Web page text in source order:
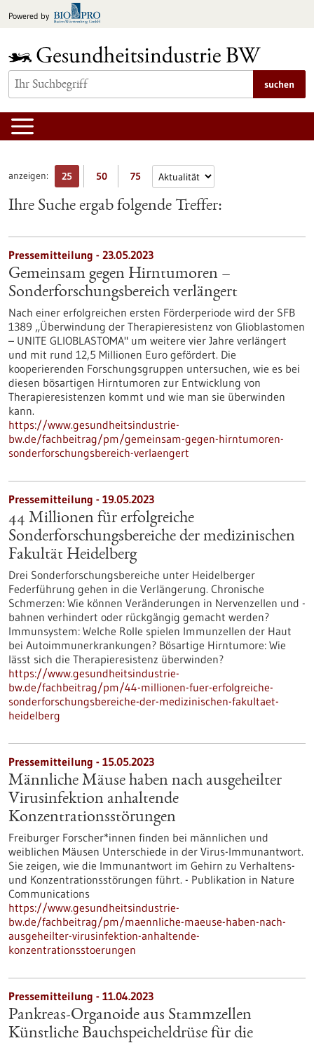
Inhalt
Powered by
suchen
anzeigen: 25 50 75
Ihre Suche ergab folgende Treffer:
Pressemitteilung - 23.05.2023
Gemeinsam gegen Hirntumoren –
Sonderforschungsbereich verlängert
Nach einer erfolgreichen ersten Förderperiode wird der SFB
1389 „Überwindung der Therapieresistenz von Glioblastomen
– UNITE GLIOBLASTOMA" um weitere vier Jahre verlängert
und mit rund 12,5 Millionen Euro gefördert. Die
kooperierenden Forschungsgruppen untersuchen, wie es bei
diesen bösartigen Hirntumoren zur Entwicklung von
Therapieresistenzen kommt und wie man sie überwinden
kann.
https://www.gesundheitsindustrie-
bw.de/fachbeitrag/pm/gemeinsam-gegen-hirntumoren-
sonderforschungsbereich-verlaengert
Pressemitteilung - 19.05.2023
44 Millionen für erfolgreiche
Sonderforschungsbereiche der medizinischen
Fakultät Heidelberg
Drei Sonderforschungsbereiche unter Heidelberger
Federführung gehen in die Verlängerung. Chronische
Schmerzen: Wie können Veränderungen in Nervenzellen und -
bahnen verhindert oder rückgängig gemacht werden?
Immunsystem: Welche Rolle spielen Immunzellen der Haut
bei Autoimmunerkrankungen? Bösartige Hirntumore: Wie
lässt sich die Therapieresistenz überwinden?
https://www.gesundheitsindustrie-
bw.de/fachbeitrag/pm/44-millionen-fuer-erfolgreiche-
sonderforschungsbereiche-der-medizinischen-fakultaet-
heidelberg
Pressemitteilung - 15.05.2023
Männliche Mäuse haben nach ausgeheilter
Virusinfektion anhaltende
Konzentrationsstörungen
Freiburger Forscher*innen finden bei männlichen und
weiblichen Mäusen Unterschiede in der Virus-Immunantwort.
Sie zeigen, wie die Immunantwort im Gehirn zu Verhaltens-
und Konzentrationsstörungen führt. - Publikation in Nature
Communications
https://www.gesundheitsindustrie-
bw.de/fachbeitrag/pm/maennliche-maeuse-haben-nach-
ausgeheilter-virusinfektion-anhaltende-
konzentrationsstoerungen
Pressemitteilung - 11.04.2023
Pankreas-Organoide aus Stammzellen
Künstliche Bauchspeicheldrüse für die